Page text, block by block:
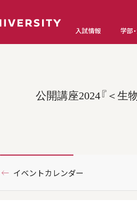
入試情報 学部
公開講座2024『＜生
イベントカレンダー